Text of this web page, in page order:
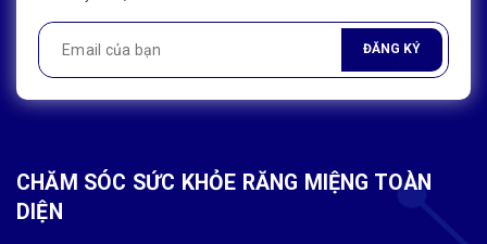
ĐĂNG KÝ
CHĂM SÓC SỨC KHỎE RĂNG MIỆNG TOÀN
DIỆN